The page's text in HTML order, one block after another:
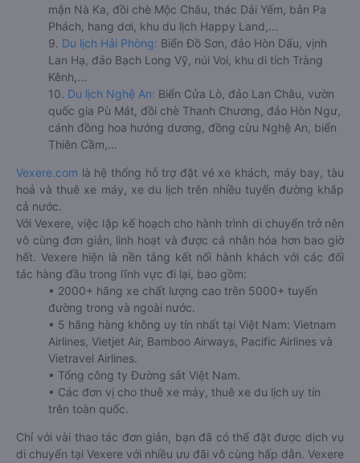
mận Nà Ka, đồi chè Mộc Châu, thác Dải Yếm, bản Pa
Phách, hang dơi, khu du lịch Happy Land,...
9. Du lịch Hải Phòng: Biển Đồ Sơn, đảo Hòn Dấu, vịnh
Lan Hạ, đảo Bạch Long Vỹ, núi Voi, khu di tích Tràng
Kênh,...
10. Du lịch Nghệ An: Biển Cửa Lò, đảo Lan Châu, vườn
quốc gia Pù Mát, đồi chè Thanh Chương, đảo Hòn Ngư,
cánh đồng hoa hướng dương, đồng cừu Nghệ An, biển
Thiên Cầm,...
Vexere.com là hệ thống hỗ trợ đặt vé xe khách, máy bay, tàu
hoả và thuê xe máy, xe du lịch trên nhiều tuyến đường khắp
cả nước.
Với Vexere, việc lập kế hoạch cho hành trình di chuyển trở nên
vô cùng đơn giản, linh hoạt và được cá nhân hóa hơn bao giờ
hết. Vexere hiện là nền tảng kết nối hành khách với các đối
tác hàng đầu trong lĩnh vực đi lại, bao gồm:
• 2000+ hãng xe chất lượng cao trên 5000+ tuyến
đường trong và ngoài nước.
• 5 hãng hàng không uy tín nhất tại Việt Nam: Vietnam
Airlines, Vietjet Air, Bamboo Airways, Pacific Airlines và
Vietravel Airlines.
• Tổng công ty Đường sắt Việt Nam.
• Các đơn vị cho thuê xe máy, thuê xe du lịch uy tín
trên toàn quốc.
Chỉ với vài thao tác đơn giản, bạn đã có thể đặt được dịch vụ
di chuyển tại Vexere với nhiều ưu đãi vô cùng hấp dẫn. Vexere